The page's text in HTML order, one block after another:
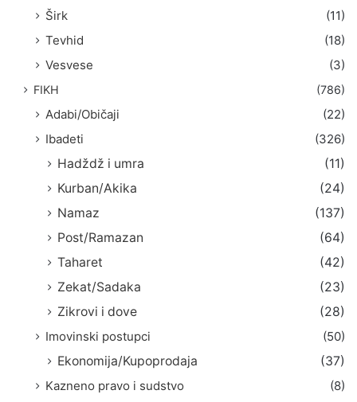
Širk
(11)
Tevhid
(18)
Vesvese
(3)
FIKH (786)
Adabi/Običaji
(22)
Ibadeti
(326)
Hadždž i umra
(11)
Kurban/Akika
(24)
Namaz
(137)
Post/Ramazan
(64)
Taharet
(42)
Zekat/Sadaka
(23)
Zikrovi i dove
(28)
Imovinski postupci
(50)
Ekonomija/Kupoprodaja
(37)
Kazneno pravo i sudstvo
(8)